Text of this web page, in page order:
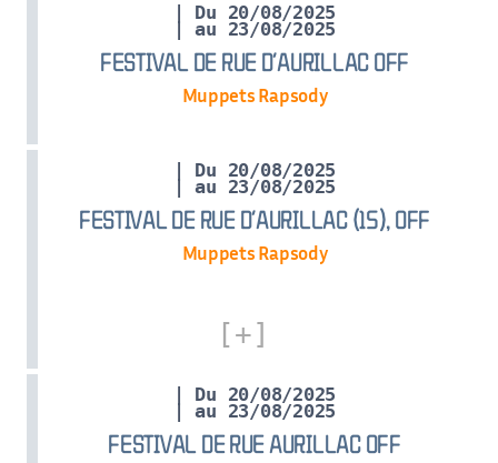
| Du 20/08/2025
FESTIVAL DE RUE D’AURILLAC OFF
| au 23/08/2025
Muppets Rapsody
| Du 20/08/2025
FESTIVAL DE RUE D’AURILLAC (15), OFF
| au 23/08/2025
Muppets Rapsody
| Du 20/08/2025
FESTIVAL DE RUE AURILLAC OFF
| au 23/08/2025